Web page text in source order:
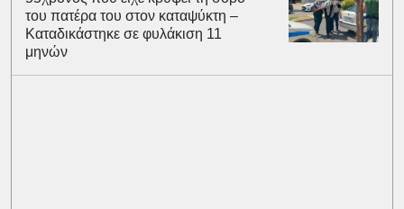
του πατέρα του στον καταψύκτη –
Καταδικάστηκε σε φυλάκιση 11
μηνών